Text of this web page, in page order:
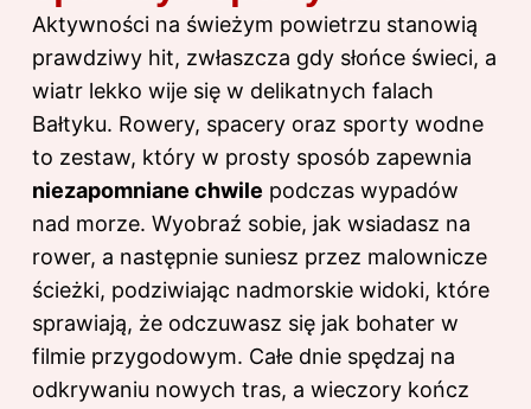
Aktywności na świeżym powietrzu stanowią
prawdziwy hit, zwłaszcza gdy słońce świeci, a
wiatr lekko wije się w delikatnych falach
Bałtyku. Rowery, spacery oraz sporty wodne
to zestaw, który w prosty sposób zapewnia
niezapomniane chwile podczas wypadów
nad morze. Wyobraź sobie, jak wsiadasz na
rower, a następnie suniesz przez malownicze
ścieżki, podziwiając nadmorskie widoki, które
sprawiają, że odczuwasz się jak bohater w
filmie przygodowym. Całe dnie spędzaj na
odkrywaniu nowych tras, a wieczory kończ